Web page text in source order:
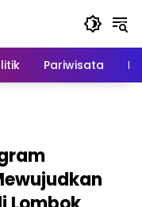
Pariwisata